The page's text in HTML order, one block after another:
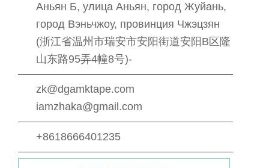
Аньян Б, улица Аньян, город Жуйань,
город Вэньчжоу, провинция Чжэцзян
(浙江省温州市瑞安市安阳街道安阳B区隆
山东路95弄4幢8号)-
zk@dgamktape.com
iamzhaka@gmail.com
+8618666401235